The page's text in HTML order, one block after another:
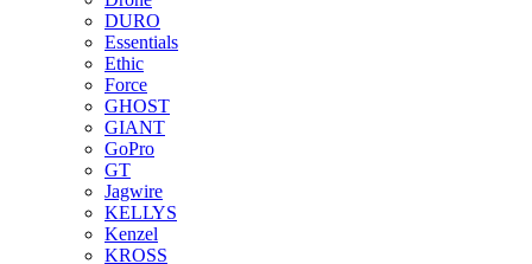
DURO
Essentials
Ethic
Force
GHOST
GIANT
GoPro
GT
Jagwire
KELLYS
Kenzel
KROSS